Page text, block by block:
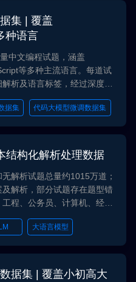
集 | 覆盖
种语言
中文编程试题，涵盖
等多种主流语言。每道试
析及语言标签，经过深度结
型、构建智能编程辅助工具
。
据集 代码大模型微调数据集
编程练习数据集
结构化解析处理数据
解析试题总量约1015万道；
解析，部分试题存在题型错
程、公务员、计算机、经
综合、申论；题型包含多项
空题、简答题、申论题等；
）训练任务
大语言模型
据集 | 覆盖小初高大